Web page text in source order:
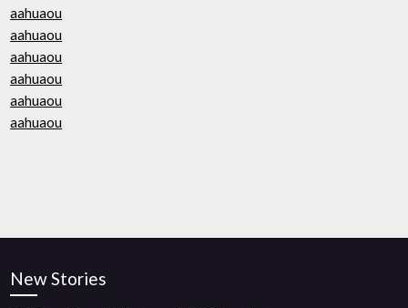
aahuaou
aahuaou
aahuaou
aahuaou
aahuaou
aahuaou
New Stories